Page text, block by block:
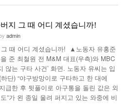
지 그 때 어디 계셨습니까!
admin
때 어디 계셨습니까! ▲노동자 유홍준
준 최철원 전 M&M 대표(우측)와 MBC
않는 구타 사건’ 화면. 노동자 유씨는 입
단) “야구방망이로 구타하고 한 대에
급한 후 뒷풀이로 아구통을 돌린 값은 외
”가 왼 종일 울려 퍼지고 있는 와중에 비